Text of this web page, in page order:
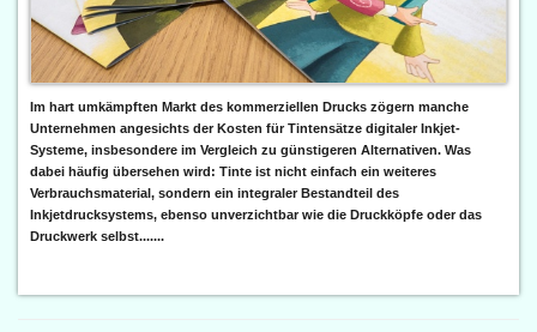
Im hart umkämpften Markt des kommerziellen Drucks zögern manche
Unternehmen angesichts der Kosten für Tintensätze digitaler Inkjet-
Systeme, insbesondere im Vergleich zu günstigeren Alternativen. Was
dabei häufig übersehen wird: Tinte ist nicht einfach ein weiteres
Verbrauchsmaterial, sondern ein integraler Bestandteil des
Inkjetdrucksystems, ebenso unverzichtbar wie die Druckköpfe oder das
Druckwerk selbst.......